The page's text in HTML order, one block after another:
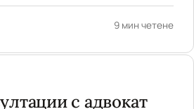
9 мин четене
с адвокат